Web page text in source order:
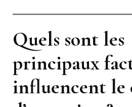
Quels sont les
principaux
influencent le